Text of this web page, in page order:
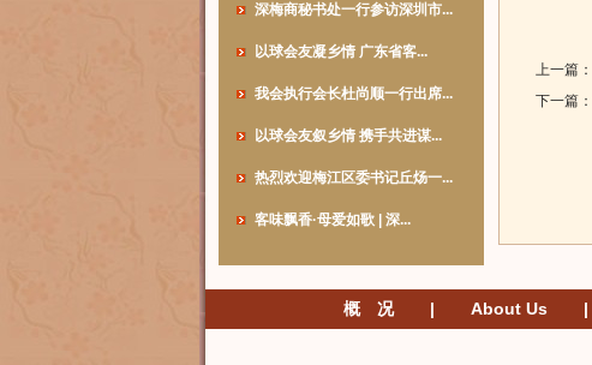
深梅商秘书处一行参访深圳市...
以球会友凝乡情 广东省客...
我会执行会长杜尚顺一行出席...
以球会友叙乡情 携手共进谋...
热烈欢迎梅江区委书记丘炀一...
客味飘香·母爱如歌 | 深...
上一篇：
下一篇：
概 况 | About Us |